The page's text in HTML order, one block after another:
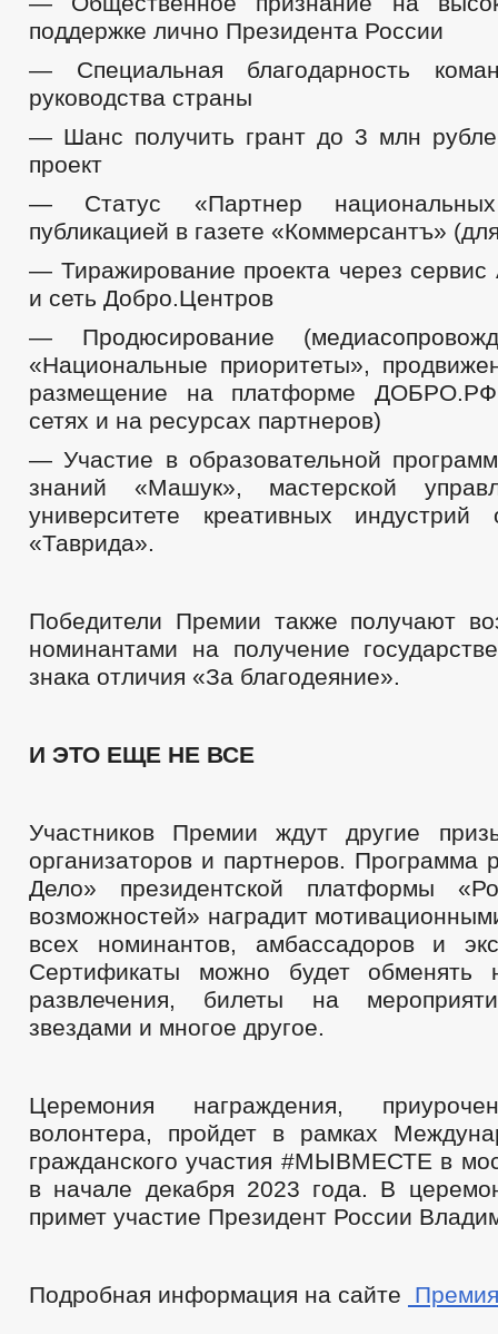
поддержке лично Президента России
— Специальная благодарность
руководства страны
— Шанс получить грант до 3 млн
проект
— Статус «Партнер
публикацией в газете «Коммерсантъ»
— Тиражирование проекта через
и сеть Добро.Центров
— Продюсирование
«Национальные приоритеты»,
размещение на платформе
сетях и на ресурсах партнеров)
— Участие в образовательной
знаний «Машук», мастерской
университете креативных индустрий
«Таврида».
Победители Премии также получают
номинантами на получение
знака отличия «За благодеяние».
И ЭТО ЕЩЕ НЕ ВСЕ
Участников Премии ждут другие
организаторов и партнеров. Программа
Дело» президентской платформы
возможностей» наградит
всех номинантов, амбассадоров и
Сертификаты можно будет обменять
развлечения, билеты на
звездами и многое другое.
Церемония награждения,
волонтера, пройдет в рамках
гражданского участия #МЫВМЕСТЕ в
в начале декабря 2023 года. В
примет участие Президент России
Подробная информация на сайте